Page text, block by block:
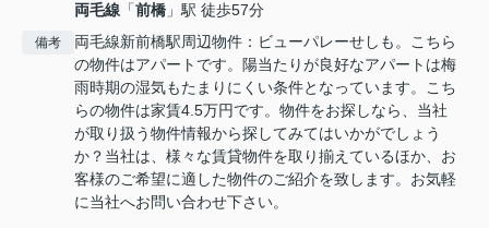
両毛線 「前橋 」駅 徒歩57分
備考
両毛線新前橋駅周辺物件：ビューパレーせしも。こちら
の物件はアパートです。陽当たりが良好なアパートは梅
雨時期の湿気もたまりにくい条件となっています。こち
らの物件は家賃4.5万円です。物件をお探しなら、当社
が取り扱う物件情報から探してみてはいかがでしょう
か？当社は、様々な賃貸物件を取り揃えているほか、お
客様のご希望に適した物件のご紹介を致します。お気軽
に当社へお問い合わせ下さい。